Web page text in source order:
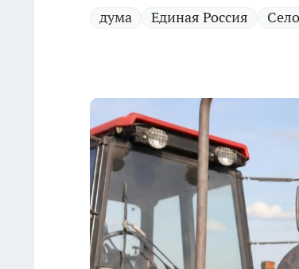
дума Единая Россия Село